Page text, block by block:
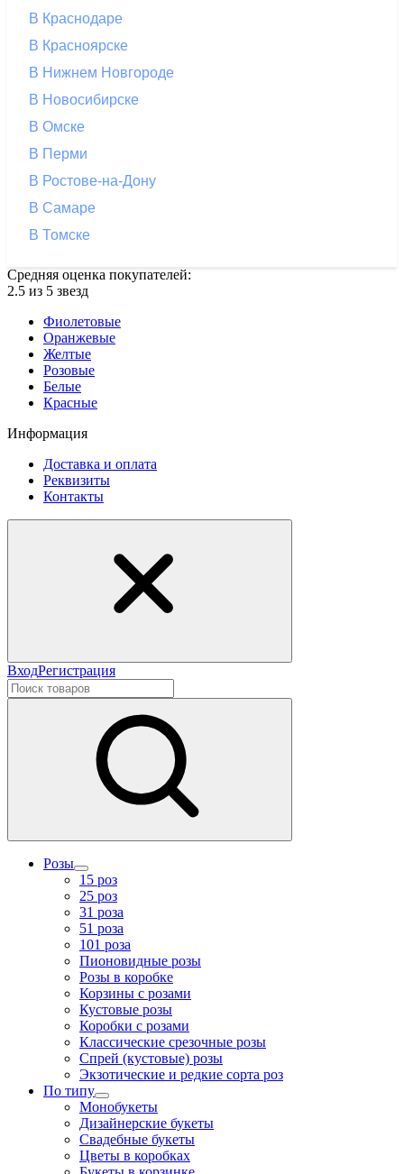
В Краснодаре
В Красноярске
В Нижнем Новгороде
В Новосибирске
В Омске
В Перми
В Ростове-на-Дону
В Самаре
В Томске
Средняя оценка покупателей:
2.5 из 5 звезд
Фиолетовые
Оранжевые
Желтые
Розовые
Белые
Красные
Информация
Доставка и оплата
Реквизиты
Контакты
ВходРегистрация
Розы
15 роз
25 роз
31 роза
51 роза
101 роза
Пионовидные розы
Розы в коробке
Корзины с розами
Кустовые розы
Коробки с розами
Классические срезочные розы
Спрей (кустовые) розы
Экзотические и редкие сорта роз
По типу
Монобукеты
Дизайнерские букеты
Свадебные букеты
Цветы в коробках